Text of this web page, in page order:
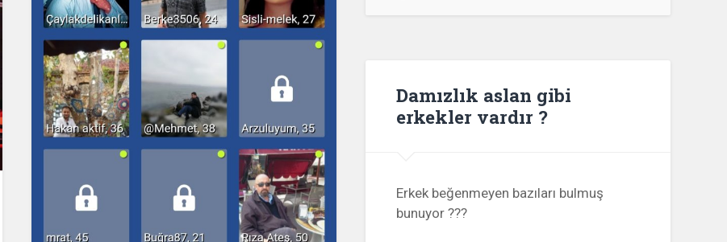
Damızlık aslan gibi
erkekler vardır ?
Erkek beğenmeyen bazıları bulmuş
bunuyor ???